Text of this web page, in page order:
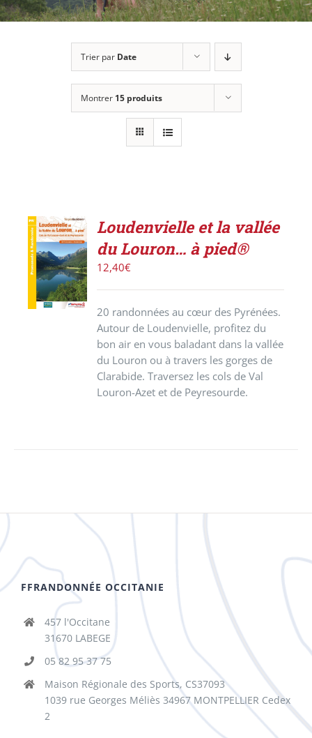
Trier par Date
Montrer 15 produits
ACHETER
LE
PRODUIT
/
DÉTAILS
Loudenvielle et la vallée
du Louron… à pied®
12,40€
20 randonnées au cœur des Pyrénées.
Autour de Loudenvielle, profitez du
bon air en vous baladant dans la vallée
du Louron ou à travers les gorges de
Clarabide. Traversez les cols de Val
Louron-Azet et de Peyresourde.
FFRANDONNÉE OCCITANIE
457 l'Occitane
31670 LABEGE
05 82 95 37 75
Maison Régionale des Sports, CS37093
1039 rue Georges Méliès 34967 MONTPELLIER Cedex
2